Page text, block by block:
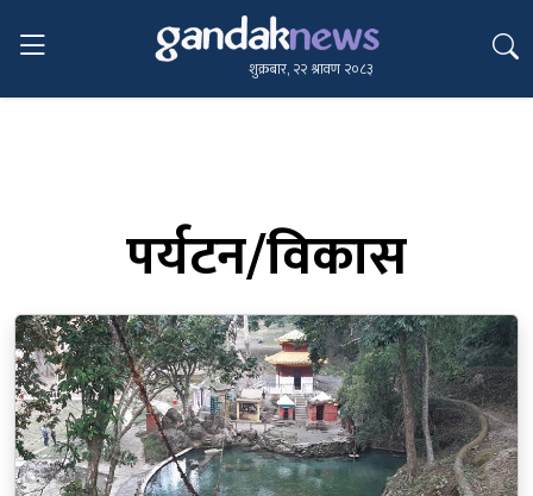
शुक्रबार, २२ श्रावण २०८३
पर्यटन/विकास